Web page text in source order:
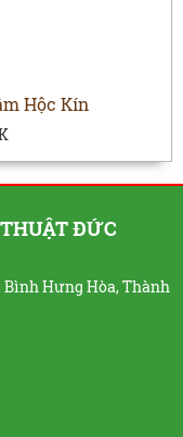
Hộc Kín
ĐỨC
Bình Hưng Hòa, Thành